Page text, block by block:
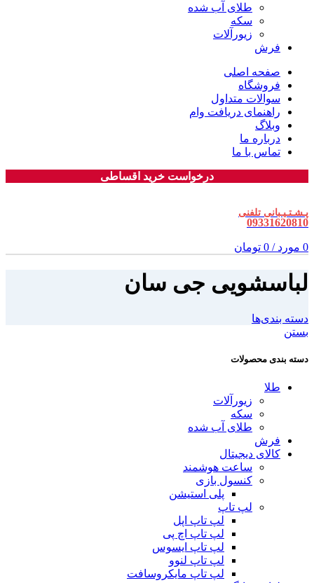
طلای آب شده
سکه
زیورآلات
فرش
صفحه اصلی
فروشگاه
سوالات متداول
راهنمای دریافت وام
وبلاگ
درباره ما
تماس با ما
درخواست خرید اقساطی
پـشـتـیـبانی تلفنی
09331620810
0 مورد /
0 تومان
لباسشویی جی سان
دسته بندی‌ها
بستن
دسته بندی محصولات
طلا
زیورآلات
سکه
طلای آب شده
فرش
کالای دیجیتال
ساعت هوشمند
کنسول بازی
پلی استیشن
لپ تاپ
لپ تاپ اپل
لپ تاپ اچ پی
لپ تاپ ایسوس
لپ تاپ لنوو
لپ تاپ مایکروسافت